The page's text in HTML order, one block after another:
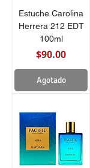
Estuche Carolina
Herrera 212 EDT
100ml
Precio
$90.00
Agotado